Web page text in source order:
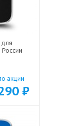
для
акции
₽